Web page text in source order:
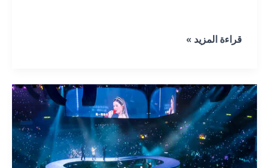
مجموعة
بالتجزئة
MUXWAVE
2024
قراءة المزيد »